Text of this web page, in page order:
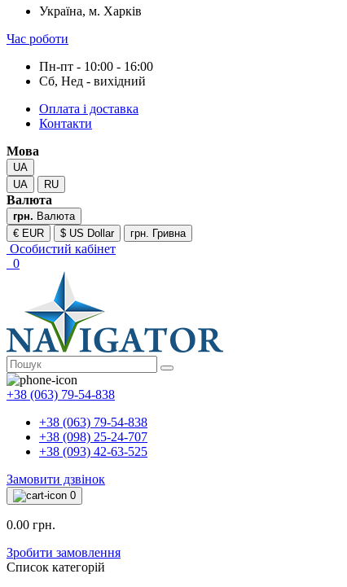
Україна, м. Харків
Час роботи
Пн-пт - 10:00 - 16:00
Сб, Нед - вихідний
Оплата і доставка
Контакти
Мова
UA
UA
RU
Валюта
грн. Валюта
€ EUR
$ US Dollar грн. Гривна
Особистий кабінет
0
+38 (063) 79-54-838
+38 (063) 79-54-838
+38 (098) 25-24-707
+38 (093) 42-63-525
Замовити дзвінок
0
0.00 грн.
Зробити замовлення
Список категорій